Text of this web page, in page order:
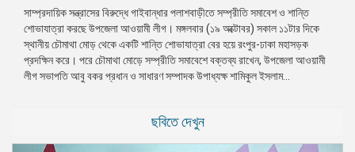
নিউজলেটার
প্রেস
রিলিজ
সাম্প্রদায়িক সন্ত্রাসের বিরুদ্ধে গাইবান্ধার পলাশবাড়ীতে সম্প্রীতি সমাবেশ ও শান্তি
শোভাযাত্রা করছে উপজেলা আওয়ামী লীগ। মঙ্গলবার (১৯ অক্টোবর) সকাল ১১টার দিকে
স্থানীয় চৌমাথা মোড় থেকে একটি শান্তি শোভাযাত্রা বের হয়ে রংপুর-ঢাকা মহাসড়ক
প্রদক্ষিন করে। পরে চৌমাথা মোড়ে সম্প্রীতি সমাবেশে বক্তব্য রাখেন, উপজেলা আওয়ামী
লীগ সভাপতি আবু বকর প্রধান ও সাধারণ সম্পাদক উপাধ্যক্ষ শামিকুল ইসলাম...
ছবিতে দেখুন